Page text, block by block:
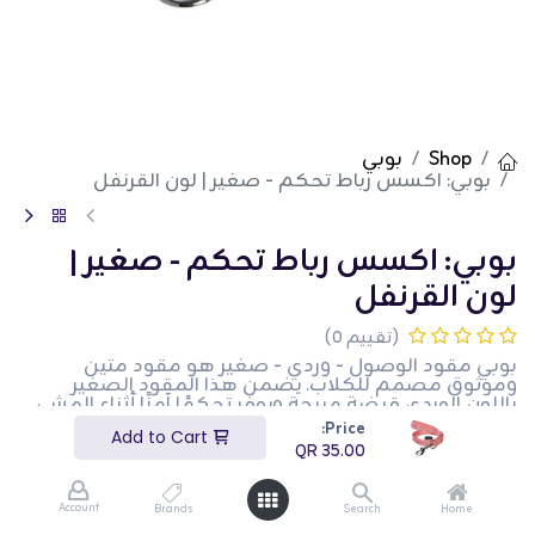
Price:
35.00
Home
Search
Brands
Account
Shop بوبي
بوبي: اكسس رباط تحكم - صغير | لون القرنفل
بوبي: اكسس رباط تحكم - صغير |
لون القرنفل
(تقييم 0)
بوبي مقود الوصول - وردي - صغير هو مقود متين
وموثوق مصمم للكلاب. يضمن هذا المقود الصغير
باللون الوردي قبضة مريحة ويوفر تحكمًا آمنًا أثناء المشي.
إنه مثالي للاستخدام اليومي والأنشطة الخارجية. هذا المنتج
مثالي لأصحاب الكلاب الذين يبحثون عن مقود متين وأنيق
لحيواناتهم الأليفة.
35.00
QR